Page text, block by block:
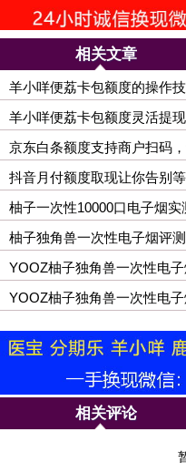
相关文章
羊小咩便荔卡包额度的操作
荔卡包额度使用中注意事项
羊小咩便荔卡包额度灵活提
京东白条额度支持商户扫码
抖音月付额度取现让你告别
柚子一次性10000口电子烟
柚子独角兽一次性电子烟评
性价比王者，告别电量焦虑！
YOOZ柚子独角兽一次性电
YOOZ柚子独角兽一次性电
相关评论